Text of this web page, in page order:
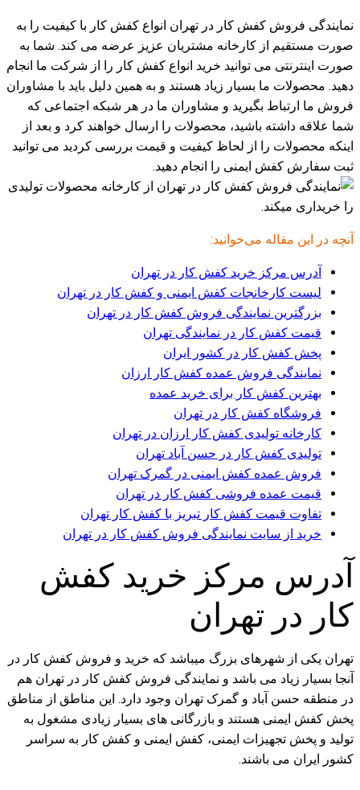
نمایندگی فروش کفش کار در تهران انواع کفش کار با کیفیت را به
صورت مستقیم از کارخانه مشتریان عزیز عرضه می کند. شما به
صورت اینترنتی می توانید خرید انواع کفش کار را از شرکت ما انجام
دهید. محصولات ما بسیار زیاد هستند و به همین دلیل باید با مشاوران
فروش ما ارتباط بگیرید و مشاوران ما در هر شبکه‌ اجتماعی که
شما علاقه داشته باشید، محصولات را ارسال خواهند کرد و بعد از
اینکه محصولات را از لحاظ کیفیت و قیمت بررسی کردید می توانید
ثبت سفارش کفش ایمنی را انجام دهید.
آنچه در این مقاله می‌خوانید:
آدرس مرکز خرید کفش کار در تهران
لیست کارخانجات کفش ایمنی و کفش کار در تهران
بزرگترین نمایندگی فروش کفش کار در تهران
قیمت کفش کار در نمایندگی تهران
پخش کفش کار در کشور ایران
نمایندگی فروش عمده کفش کار ارزان
بهترین کفش کار برای خرید عمده
فروشگاه کفش کار در تهران
کارخانه تولیدی کفش کار ارزان در تهران
تولیدی کفش کار در حسن آباد تهران
فروش عمده کفش ایمنی در گمرک تهران
قیمت عمده فروشی کفش کار در تهران
تفاوت قیمت کفش کار تبریز با کفش کار تهران
خرید از سایت نمایندگی فروش کفش کار در تهران
آدرس مرکز خرید کفش
کار در تهران
تهران یکی از شهرهای بزرگ میباشد که خرید و فروش کفش کار در
آنجا بسیار زیاد می باشد و نمایندگی فروش کفش کار در تهران هم
در منطقه حسن آباد و گمرک تهران وجود دارد. این مناطق از مناطق
پخش کفش ایمنی هستند و بازرگانی های بسیار زیادی مشغول به
تولید و پخش تجهیزات ایمنی، کفش ایمنی و کفش کار به سراسر
کشور ایران می باشند.